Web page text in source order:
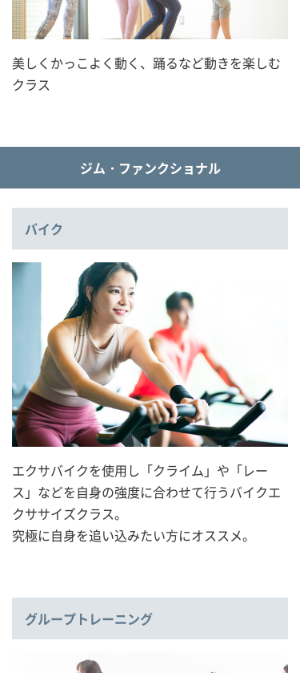
美しくかっこよく動く、踊るなど動きを楽しむ
クラス
ジム・ファンクショナル
バイク
エクサバイクを使用し「クライム」や「レー
ス」などを自身の強度に合わせて行うバイクエ
クササイズクラス。
究極に自身を追い込みたい方にオススメ。
グループトレーニング